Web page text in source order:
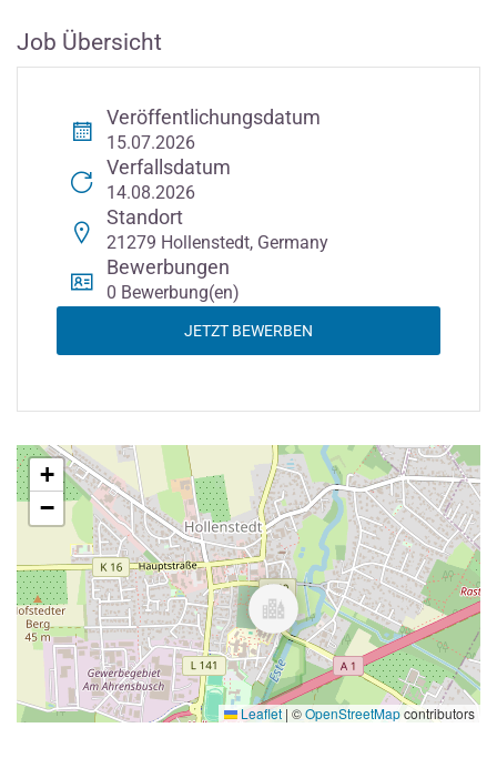
Job Übersicht
Veröffentlichungsdatum
15.07.2026
Verfallsdatum
14.08.2026
Standort
21279 Hollenstedt, Germany
Bewerbungen
0 Bewerbung(en)
JETZT BEWERBEN
+
−
Leaflet | ©OpenStreetMapcontributors